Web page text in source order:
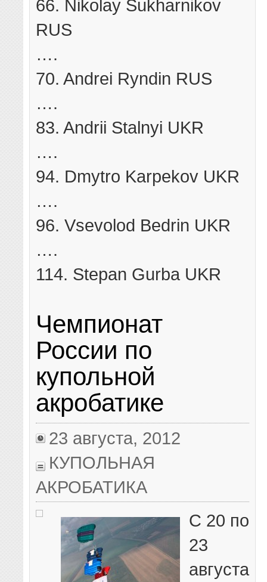
66. Nikolay Sukharnikov
RUS
….
70. Andrei Ryndin RUS
….
83. Andrii Stalnyi UKR
….
94. Dmytro Karpekov UKR
….
96. Vsevolod Bedrin UKR
….
114. Stepan Gurba UKR
Чемпионат
России по
купольной
акробатике
23 августа, 2012
КУПОЛЬНАЯ
АКРОБАТИКА
С 20 по
23
августа